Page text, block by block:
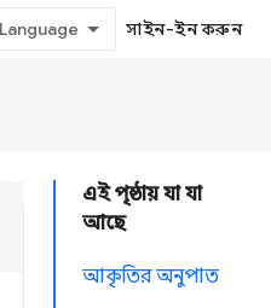
সাইন-ইন করুন
এই পৃষ্ঠায় যা যা
আছে
আকৃতির অনুপাত